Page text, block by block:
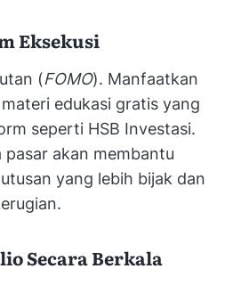
Eksekusi
(FOMO). Manfaatkan
edukasi gratis yang
seperti HSB Investasi.
pasar akan membantu
yang lebih bijak dan
Secara Berkala